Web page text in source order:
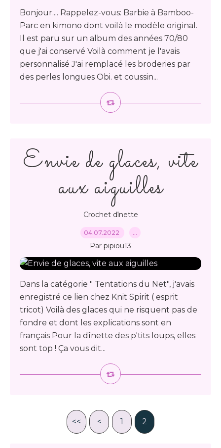
Bonjour.... Rappelez-vous: Barbie à Bamboo-
Parc en kimono dont voilà le modèle original.
Il est paru sur un album des années 70/80
que j'ai conservé Voilà comment je l'avais
personnalisé J'ai remplacé les broderies par
des perles longues Obi. et coussin...
Envie de glaces, vite
aux aiguilles
Crochet dînette
04.07.2022 …
Par pipiou13
Dans la catégorie " Tentations du Net", j'avais
enregistré ce lien chez Knit Spirit ( esprit
tricot) Voilà des glaces qui ne risquent pas de
fondre et dont les explications sont en
français Pour la dînette des p'tits loups, elles
sont top ! Ça vous dit...
<< < 1 2